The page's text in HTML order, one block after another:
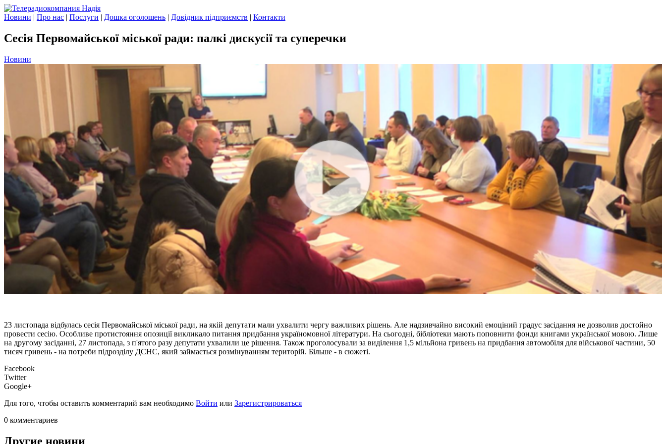
Новини | Про нас | Послуги | Дошка оголошень | Довідник підприємств | Контакти
Сесія Первомайської міської ради: палкі дискусії та суперечки
Новини
23 листопада відбулась сесія Первомайської міської ради, на якій депутати мали ухвалити чергу важливих рішень. Але надзивчайно високий емоціний градус засідання не дозволив достойно
провести сесію. Особливе протистояння опозиції викликало питання придбання україномовної літератури. На сьогодні, бібліотеки мають поповнити фонди книгами української мовою. Лише
на другому засіданні, 27 листопада, з п'ятого разу депутати ухвалили це рішення. Також проголосували за виділення 1,5 мільйона гривень на придбання автомобіля для військової частини, 50
тисяч гривень - на потреби підрозділу ДСНС, який займається розмінуванням територій. Більше - в сюжеті.
Facebook
Twitter
Google+
Для того, чтобы оставить комментарий вам необходимо Войти или Зарегистрироваться
0 комментариев
Другие новини